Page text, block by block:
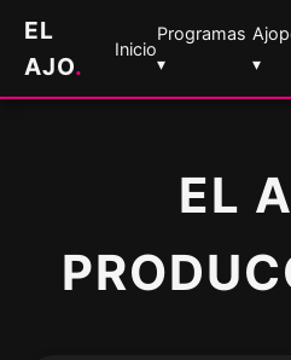
EL
AJO.
Inicio
Programas
▾
▾
EL